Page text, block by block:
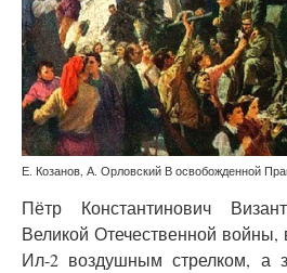
Е. Козанов, А. Орловский В освобожденной
Пётр Константинович
Великой Отечественной
Ил-2 воздушным стрелком, а